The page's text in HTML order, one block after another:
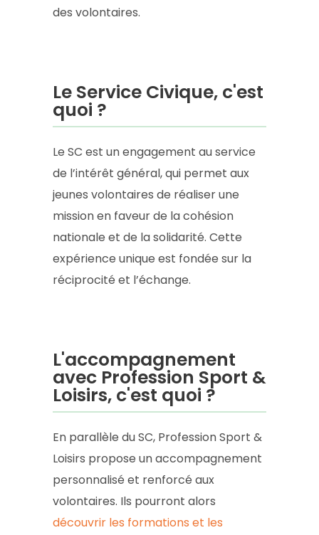
des volontaires.
Le Service Civique, c'est
quoi ?
Le SC est un engagement au service
de l’intérêt général, qui permet aux
jeunes volontaires de réaliser une
mission en faveur de la cohésion
nationale et de la solidarité. Cette
expérience unique est fondée sur la
réciprocité et l’échange.
L'accompagnement
avec Profession Sport &
Loisirs, c'est quoi ?
En parallèle du SC, Profession Sport &
Loisirs propose un accompagnement
personnalisé et renforcé aux
volontaires. Ils pourront alors
découvrir les formations et les